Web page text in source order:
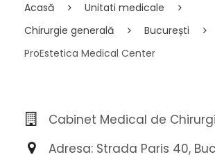
Acasă
Unitati medicale
Chirurgie generală
București
ProEstetica Medical Center
Cabinet Medical de
Adresa: Strada Paris 40,